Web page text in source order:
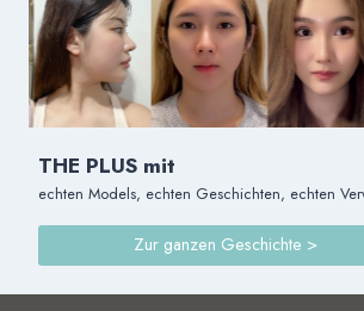
THE PLUS mit
echten Models, echten Geschichten, echten
Zur ganzen Geschichte >